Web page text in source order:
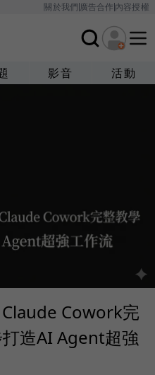
關於我們廣告合作內容授權
影音 活動
Cowork完
造AI Agent超強